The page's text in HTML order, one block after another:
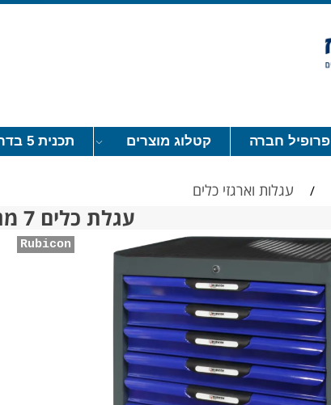
פרופיל חברה קטלוג מוצרים תכנית 5 בדרכים
/ עגלות וארגזי כלים
עגלת כלים 7 מגירות כחול אפור
Rubicon